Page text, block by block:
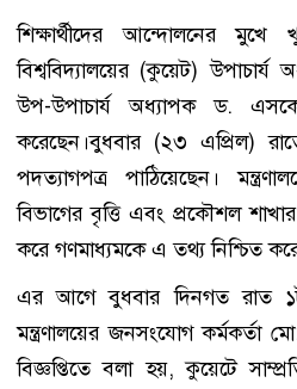
শিক্ষার্থীদের আন্দোলনের
বিশ্ববিদ্যালয়ের (কুয়েট)
উপ-উপাচার্য অধ্যাপক ড.
করেছেন।বুধবার (২৩ এপ্রিল)
পদত্যাগপত্র পাঠিয়েছেন।
বিভাগের বৃত্তি এবং প্রকৌশল
করে গণমাধ্যমকে এ তথ্য নিশ্চিত
এর আগে বুধবার দিনগত রাত
মন্ত্রণালয়ের জনসংযোগ কর্মকর্তা
বিজ্ঞপ্তিতে বলা হয়, কুয়েটে